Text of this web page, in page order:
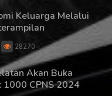
Keluarga Melalui
28270
Akan Buka
CPNS 2024